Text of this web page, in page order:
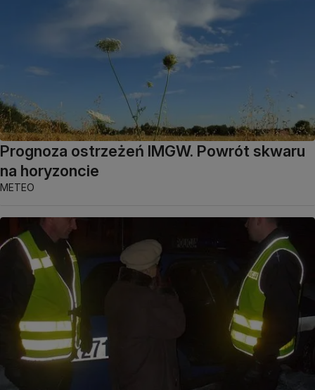
Prognoza ostrzeżeń IMGW. Powrót skwaru
na horyzoncie
METEO